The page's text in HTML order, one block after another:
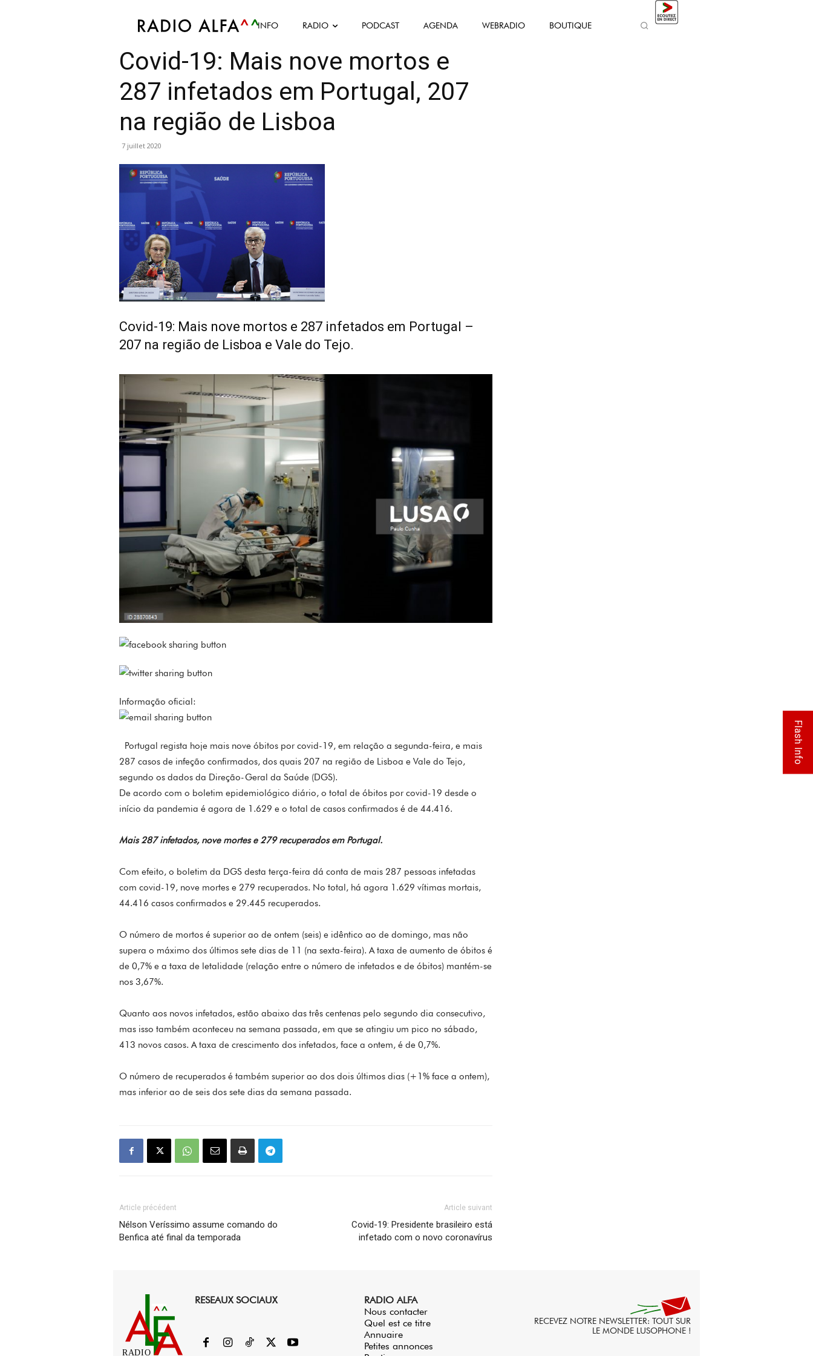
INFO RADIO PODCAST AGENDA WEBRADIO BOUTIQUE
Article Mis en avant Monde
Covid-19: Mais nove mortos e
287 infetados em Portugal, 207
na região de Lisboa
7 juillet 2020
Covid-19: Mais nove mortos e 287 infetados em Portugal –
207 na região de Lisboa e Vale do Tejo.
Informação oficial:
Portugal regista hoje mais nove óbitos por covid-19, em relação a segunda-feira, e mais
287 casos de infeção confirmados, dos quais 207 na região de Lisboa e Vale do Tejo,
segundo os dados da Direção-Geral da Saúde (DGS).
De acordo com o boletim epidemiológico diário, o total de óbitos por covid-19 desde o
início da pandemia é agora de 1.629 e o total de casos confirmados é de 44.416.
Mais 287 infetados, nove mortes e 279 recuperados em Portugal.
Com efeito, o boletim da DGS desta terça-feira dá conta de mais 287 pessoas infetadas
com covid-19, nove mortes e 279 recuperados. No total, há agora 1.629 vítimas mortais,
44.416 casos confirmados e 29.445 recuperados.
O número de mortos é superior ao de ontem (seis) e idêntico ao de domingo, mas não
supera o máximo dos últimos sete dias de 11 (na sexta-feira). A taxa de aumento de óbitos é
de 0,7% e a taxa de letalidade (relação entre o número de infetados e de óbitos) mantém-se
nos 3,67%.
Quanto aos novos infetados, estão abaixo das três centenas pelo segundo dia consecutivo,
mas isso também aconteceu na semana passada, em que se atingiu um pico no sábado,
413 novos casos. A taxa de crescimento dos infetados, face a ontem, é de 0,7%.
O número de recuperados é também superior ao dos dois últimos dias (+1% face a ontem),
mas inferior ao de seis dos sete dias da semana passada.
Article précédent
Nélson Veríssimo assume comando do
Benfica até final da temporada
Article suivant
Covid-19: Presidente brasileiro está
infetado com o novo coronavírus
RADIO
RESEAUX SOCIAUX
RADIO ALFA
Nous contacter
Quel est ce titre
Annuaire
Petites annonces
RECEVEZ NOTRE NEWSLETTER: TOUT SUR
LE MONDE LUSOPHONE !
Flash Info